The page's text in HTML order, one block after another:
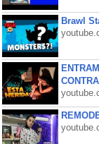
Brawl